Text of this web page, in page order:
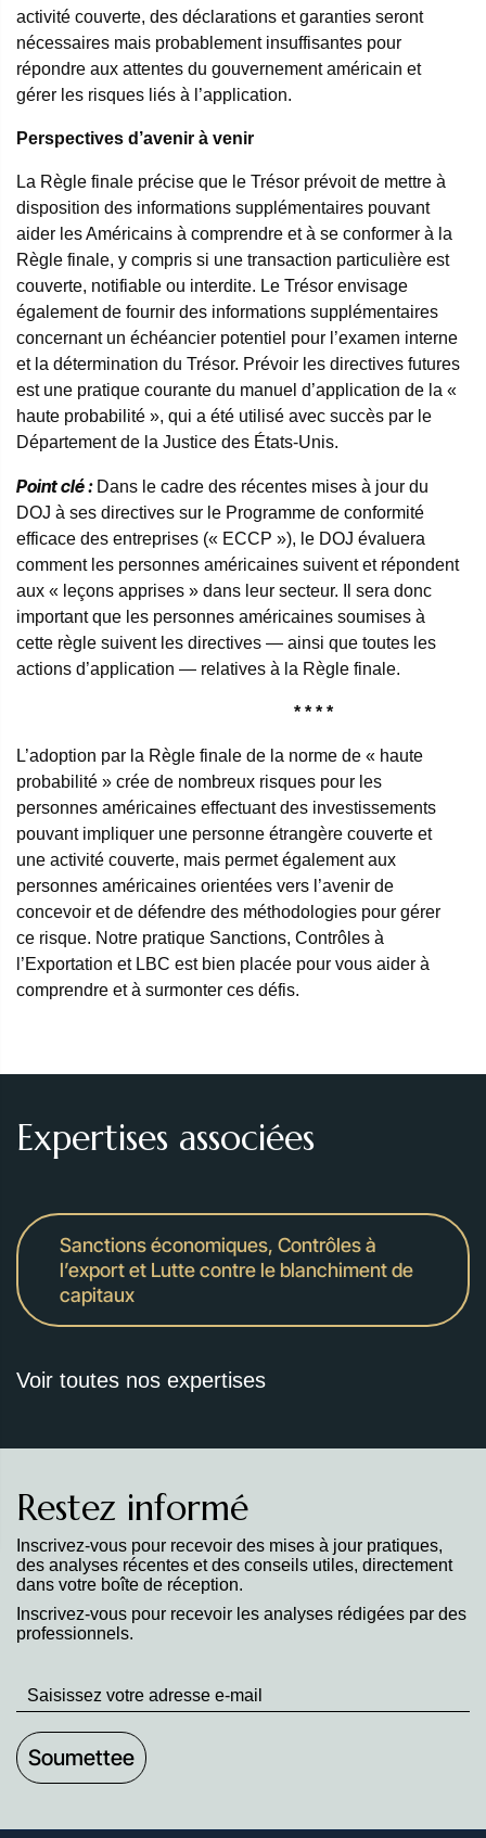
activité couverte, des déclarations et garanties seront
nécessaires mais probablement insuffisantes pour
répondre aux attentes du gouvernement américain et
gérer les risques liés à l’application.
Perspectives d’avenir à venir
La Règle finale précise que le Trésor prévoit de mettre à
disposition des informations supplémentaires pouvant
aider les Américains à comprendre et à se conformer à la
Règle finale, y compris si une transaction particulière est
couverte, notifiable ou interdite. Le Trésor envisage
également de fournir des informations supplémentaires
concernant un échéancier potentiel pour l’examen interne
et la détermination du Trésor. Prévoir les directives futures
est une pratique courante du manuel d’application de la «
haute probabilité », qui a été utilisé avec succès par le
Département de la Justice des États-Unis.
Point clé : Dans le cadre des récentes mises à jour du
DOJ à ses directives sur le Programme de conformité
efficace des entreprises (« ECCP »), le DOJ évaluera
comment les personnes américaines suivent et répondent
aux « leçons apprises » dans leur secteur. Il sera donc
important que les personnes américaines soumises à
cette règle suivent les directives — ainsi que toutes les
actions d’application — relatives à la Règle finale.
* * * *
L’adoption par la Règle finale de la norme de « haute
probabilité » crée de nombreux risques pour les
personnes américaines effectuant des investissements
pouvant impliquer une personne étrangère couverte et
une activité couverte, mais permet également aux
personnes américaines orientées vers l’avenir de
concevoir et de défendre des méthodologies pour gérer
ce risque. Notre pratique Sanctions, Contrôles à
l’Exportation et LBC est bien placée pour vous aider à
comprendre et à surmonter ces défis.
Expertises associées
Sanctions économiques, Contrôles à
l’export et Lutte contre le blanchiment de
capitaux
Voir toutes nos expertises
Restez informé
Inscrivez-vous pour recevoir des mises à jour pratiques,
des analyses récentes et des conseils utiles, directement
dans votre boîte de réception.
Inscrivez-vous pour recevoir les analyses rédigées par des
professionnels.
Stay
up
to
Date